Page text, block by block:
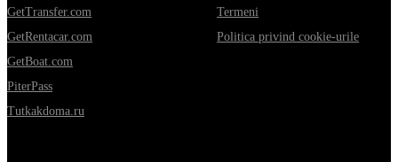
GetTransfer.com
GetRentacar.com
GetBoat.com
PiterPass
Tutkakdoma.ru
Termeni
Politica privind cookie-urile